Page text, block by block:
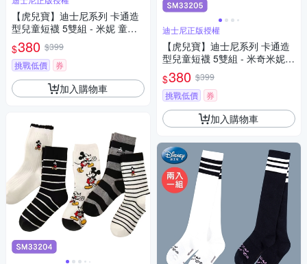
【虎兒寶】迪士尼系列 卡通造
型兒童短襪 5雙組 - 米妮 童襪 (
DSS3476 )
$380 $399
挑戰低價
券
加入購物車
迪士尼正版授權
【虎兒寶】迪士尼系列 卡通造
型兒童短襪 5雙組 - 米奇米妮
綠 童襪 ( SM33205 )
$380 $399
挑戰低價
券
加入購物車